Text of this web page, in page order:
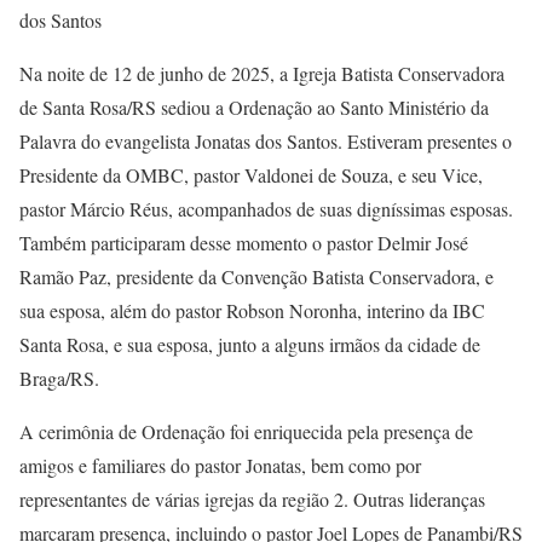
dos Santos
Na noite de 12 de junho de 2025, a Igreja Batista Conservadora
de Santa Rosa/RS sediou a Ordenação ao Santo Ministério da
Palavra do evangelista Jonatas dos Santos. Estiveram presentes o
Presidente da OMBC, pastor Valdonei de Souza, e seu Vice,
pastor Márcio Réus, acompanhados de suas digníssimas esposas.
Também participaram desse momento o pastor Delmir José
Ramão Paz, presidente da Convenção Batista Conservadora, e
sua esposa, além do pastor Robson Noronha, interino da IBC
Santa Rosa, e sua esposa, junto a alguns irmãos da cidade de
Braga/RS.
A cerimônia de Ordenação foi enriquecida pela presença de
amigos e familiares do pastor Jonatas, bem como por
representantes de várias igrejas da região 2. Outras lideranças
marcaram presença, incluindo o pastor Joel Lopes de Panambi/RS